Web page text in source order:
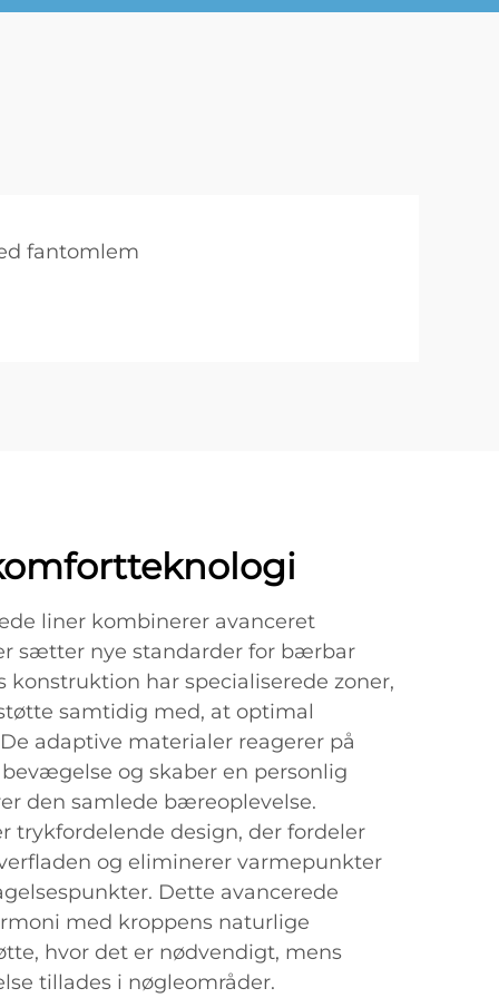
fantomlem
liner kombinerer avanceret
sætter nye standarder for bærbar
konstruktion har specialiserede zoner,
samtidig med, at optimal
adaptive materialer reagerer på
og skaber en personlig
den samlede bæreoplevelse.
trykfordelende design, der fordeler
og eliminerer varmepunkter
Dette avancerede
med kroppens naturlige
hvor det er nødvendigt, mens
tillades i nøgleområder.